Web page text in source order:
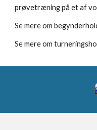
prøvetræning på et af
Se mere om
Se mere om